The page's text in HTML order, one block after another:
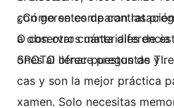
con gerentes de
a observar cuánta
ones al llenar puestos de TI.
¿Cómo se comparan las
O con otros materiales de
SPOTO ofrece preguntas y
cas y son la mejor práctica
xamen. Solo necesitas